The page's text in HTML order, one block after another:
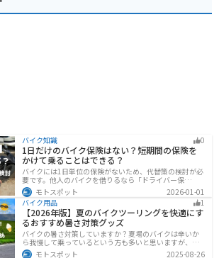
バイク知識 0
1日だけのバイク保険はない？短期間の保険を
かけて乗ることはできる？
バイクには1日単位の保険がないため、代替策の検討が必
要です。他人のバイクを借りるなら「ドライバー保
険」、125cc以下で家族が車持ちなら「ファミリーバイク
特約」、自身のバイクなら「バイク保険の短期加入」が
有効です。手間を省くなら、任意保険込みの「レンタル
バイク」も選べます。
モトスポット
2026-01-01
バイク用品
1
【2026年版】夏のバイクツーリングを快適にす
るおすすめ暑さ対策グッズ
バイクの暑さ対策していますか？夏場のバイクは辛いか
ら我慢して乗っているという方も多いと思いますが、し
っかりと暑さ対策をすれば夏場でも快適にバイクに乗る
モトスポット
2025-08-26